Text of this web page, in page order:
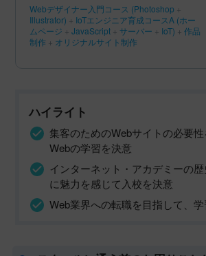
Webデザイナー入門コース (Photoshop +
Illustrator) + IoTエンジニア育成コースA (ホー
ムページ +JavaScript +サーバー + IoT) +作品
制作 + オリジナルサイト制作
ハイライト
集客のためのWebサイトの必要性
Webの学習を決意
インターネット・アカデミーの
に魅力を感じて入校を決意
Web業界への転職を目指して、